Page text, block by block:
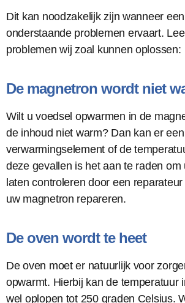
Dit kan noodzakelijk zijn wanneer
onderstaande problemen ervaart.
problemen wij zoal kunnen oplossen:
De magnetron wordt niet
Wilt u voedsel opwarmen in de
de inhoud niet warm? Dan kan er
verwarmingselement of de
deze gevallen is het aan te raden om
laten controleren door een
uw magnetron repareren.
De oven wordt te heet
De oven moet er natuurlijk voor
opwarmt. Hierbij kan de temperatuur
wel oplopen tot 250 graden Celsius.